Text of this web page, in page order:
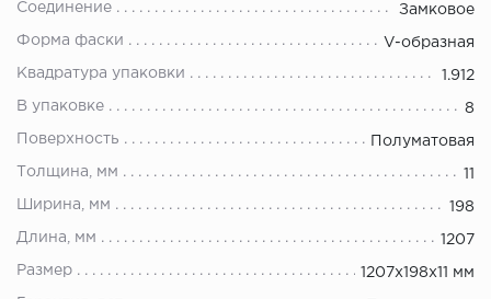
Соединение Замковое
Форма фаски V-образная
Квадратура упаковки 1.912
В упаковке 8
Поверхность Полуматовая
Толщина, мм
Ширина, мм 198
Длина, мм 1207
Размер 1207х198х11 мм